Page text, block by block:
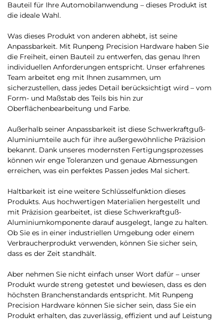
Bauteil für Ihre Automobilanwendung – dieses Produkt ist
die ideale Wahl.
Was dieses Produkt von anderen abhebt, ist seine
Anpassbarkeit. Mit Runpeng Precision Hardware haben Sie
die Freiheit, einen Bauteil zu entwerfen, das genau Ihren
individuellen Anforderungen entspricht. Unser erfahrenes
Team arbeitet eng mit Ihnen zusammen, um
sicherzustellen, dass jedes Detail berücksichtigt wird – vom
Form- und Maßstab des Teils bis hin zur
Oberflächenbearbeitung und Farbe.
Außerhalb seiner Anpassbarkeit ist diese Schwerkraftguß-
Aluminiumteile auch für ihre außergewöhnliche Präzision
bekannt. Dank unseres modernsten Fertigungsprozesses
können wir enge Toleranzen und genaue Abmessungen
erreichen, was ein perfektes Passen jedes Mal sichert.
Haltbarkeit ist eine weitere Schlüsselfunktion dieses
Produkts. Aus hochwertigen Materialien hergestellt und
mit Präzision gearbeitet, ist diese Schwerkraftguß-
Aluminiumkomponente darauf ausgelegt, lange zu halten.
Ob Sie es in einer industriellen Umgebung oder einem
Verbraucherprodukt verwenden, können Sie sicher sein,
dass es der Zeit standhält.
Aber nehmen Sie nicht einfach unser Wort dafür – unser
Produkt wurde streng getestet und bewiesen, dass es den
höchsten Branchenstandards entspricht. Mit Runpeng
Precision Hardware können Sie sicher sein, dass Sie ein
Produkt erhalten, das zuverlässig, effizient und auf Leistung